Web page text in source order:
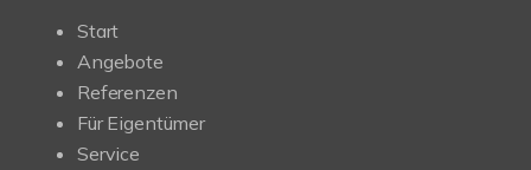
Start
Angebote
Referenzen
Für Eigentümer
Service